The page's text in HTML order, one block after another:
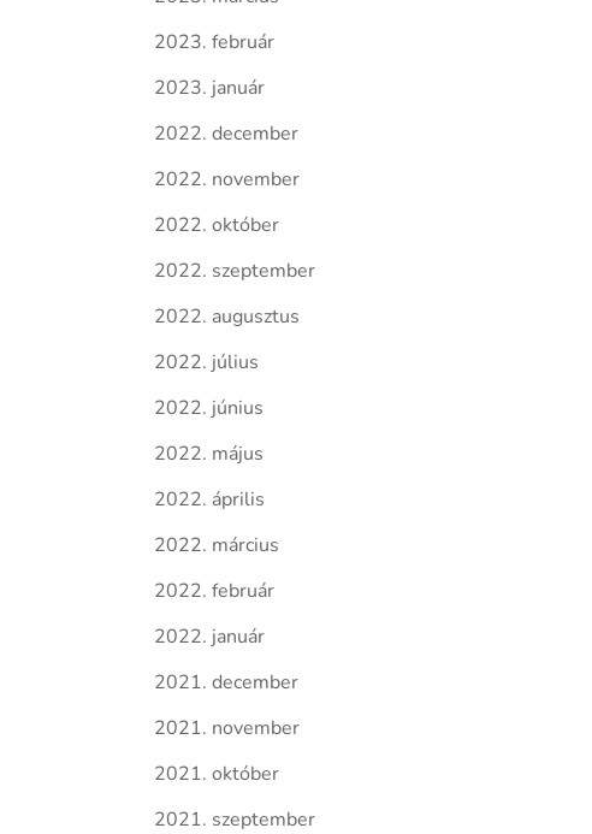
2023. február
2023. január
2022. december
2022. november
2022. október
2022. szeptember
2022. augusztus
2022. július
2022. június
2022. május
2022. április
2022. március
2022. február
2022. január
2021. december
2021. november
2021. október
2021. szeptember